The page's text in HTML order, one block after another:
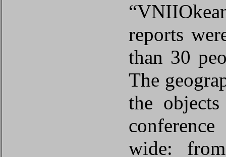
reports
than 30
The
the
wide: